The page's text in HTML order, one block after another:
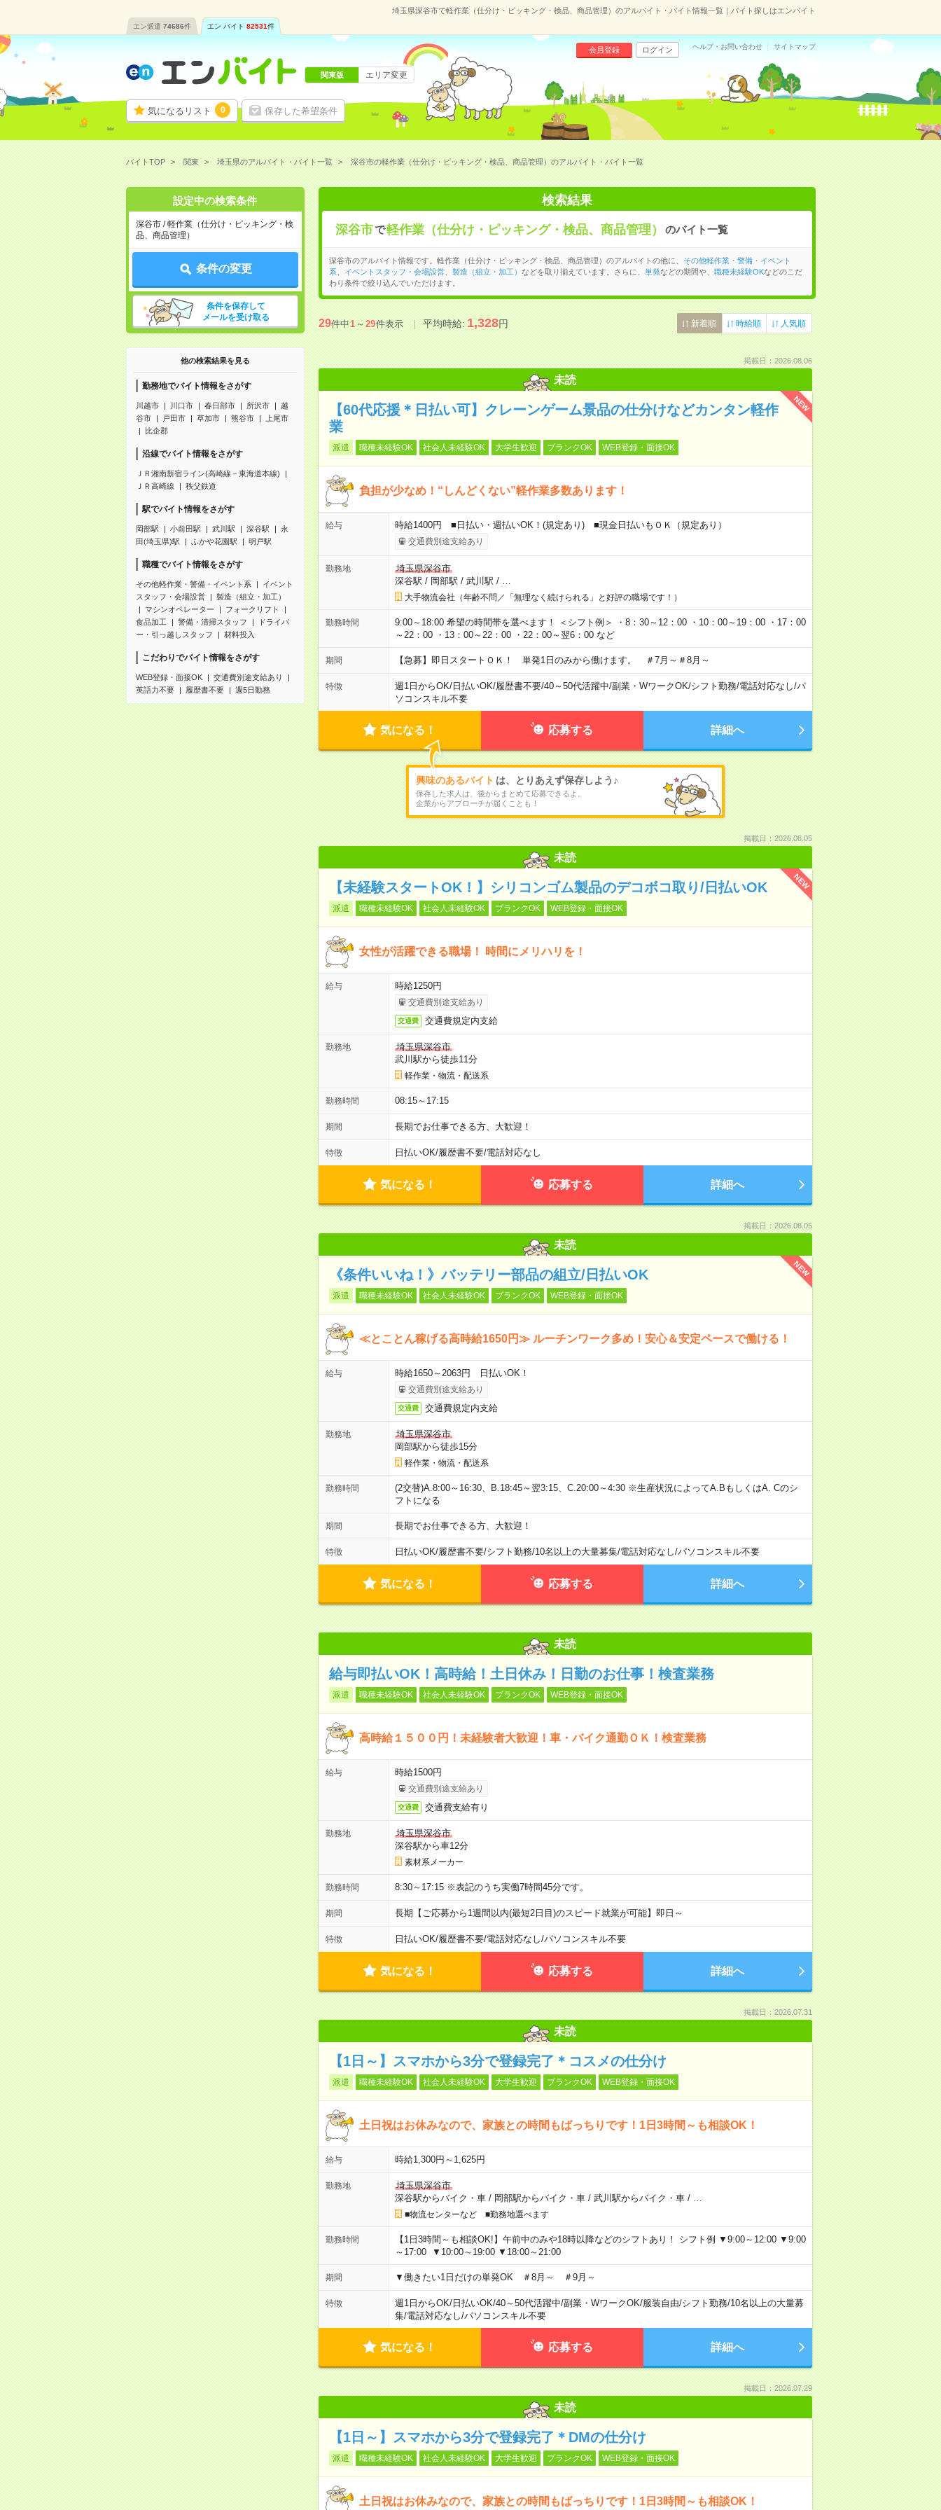
埼玉県深谷市で軽作業（仕分け・ピッキング・検品、商品管理）のアルバイト・バイト情報一覧｜バイト探しはエンバイト
エン派遣 74686件 エン バイト 82531件
気になるリスト 0 保存した希望条件
会員登録 ログイン ヘルプ・お問い合わせ サイトマップ
関東版 エリア変更
バイトTOP 関東 埼玉県のアルバイト・バイト一覧 深谷市の軽作業（仕分け・ピッキング・検品、商品管理）のアルバイト・バイト一覧
設定中の検索条件
深谷市 / 軽作業（仕分け・ピッキング・検
品、商品管理）
条件の変更
条件を保存して
メールを受け取る
他の検索結果を見る
勤務地でバイト情報をさがす
川越市 川口市 春日部市 所沢市
越
谷市
戸田市 草加市 熊谷市
上尾市
比企郡
沿線でバイト情報をさがす
ＪＲ湘南新宿ライン(高崎線－東海道本線)
ＪＲ高崎線
秩父鉄道
駅でバイト情報をさがす
岡部駅 小前田駅 武川駅 深谷駅
永
田(埼玉県)駅
ふかや花園駅 明戸駅
職種でバイト情報をさがす
その他軽作業・警備・イベント系
イベント
スタッフ・会場設営
製造（組立・加工）
マシンオペレーター
フォークリフト
食品加工
警備・清掃スタッフ
ドライバ
ー・引っ越しスタッフ
材料投入
こだわりでバイト情報をさがす
WEB登録・面接OK
交通費別途支給あり
英語力不要
履歴書不要 週5日勤務
検索結果
深谷市で軽作業（仕分け・ピッキング・検品、商品管理） のバイト一覧
深谷市のアルバイト情報です。軽作業（仕分け・ピッキング・検品、商品管理）のアルバイトの他に、
その他軽作業・警備・イベント
系
イベントスタッフ・会場設営、 製造（組立・加工） などを取り揃えています。さらに、 単発などの期間や、 職種未経験OKなどのこだ
わり条件で絞り込んでいただけます。
29件中1～29件表示 平均時給:1,328円 新着順 時給順 人気順
掲載日：2026.08.06
未読
NEW
【60代応援＊日払い可】クレーンゲーム景品の仕分けなどカンタン軽作
業
派遣 職種未経験OK 社会人未経験OK 大学生歓迎 ブランクOK WEB登録・面接OK
負担が少なめ！“しんどくない”軽作業多数あります！
給与 時給1400円 ■日払い・週払いOK！(規定あり) ■現金日払いもＯＫ（規定あり）
交通費別途支給あり
勤務地
埼玉県深谷市
深谷駅 / 岡部駅 / 武川駅 /
大手物流会社（年齢不問／「無理なく続けられる」と好評の職場です！）
勤務時間
9:00～18:00 希望の時間帯を選べます！ ＜シフト例＞ ・8：30～12：00 ・10：00～19：00 ・17：00
～22：00 ・13：00～22：00 ・22：00～翌6：00 など
期間 【急募】即日スタートＯＫ！ 単発1日のみから働けます。 ＃7月～＃8月～
特徴 週1日からOK/日払いOK/履歴書不要/40～50代活躍中/副業・WワークOK/シフト勤務/電話対応なし/パ
ソコンスキル不要
気になる！ 応募する 詳細へ
興味のあるバイト は、とりあえず保存しよう♪
保存した求人は、後からまとめて応募できるよ。
企業からアプローチが届くことも！
掲載日：2026.08.05
未読
NEW
【未経験スタートOK！】シリコンゴム製品のデコボコ取り/日払いOK
派遣 職種未経験OK 社会人未経験OK ブランクOK WEB登録・面接OK
女性が活躍できる職場！ 時間にメリハリを！
給与 時給1250円
交通費別途支給あり
交通費 交通費規定内支給
勤務地
埼玉県深谷市
武川駅から徒歩11分
軽作業・物流・配送系
勤務時間 08:15～17:15
期間 長期でお仕事できる方、大歓迎！
特徴 日払いOK/履歴書不要/電話対応なし
気になる！ 応募する 詳細へ
掲載日：2026.08.05
未読
NEW
《条件いいね！》バッテリー部品の組立/日払いOK
派遣 職種未経験OK 社会人未経験OK ブランクOK WEB登録・面接OK
≪とことん稼げる高時給1650円≫ ルーチンワーク多め！安心＆安定ペースで働ける！
給与 時給1650～2063円 日払いOK！
交通費別途支給あり
交通費 交通費規定内支給
勤務地
埼玉県深谷市
岡部駅から徒歩15分
軽作業・物流・配送系
勤務時間
(2交替)A.8:00～16:30、B.18:45～翌3:15、C.20:00～4:30 ※生産状況によってA.BもしくはA. Cのシ
フトになる
期間 長期でお仕事できる方、大歓迎！
特徴 日払いOK/履歴書不要/シフト勤務/10名以上の大量募集/電話対応なし/パソコンスキル不要
気になる！ 応募する 詳細へ
未読
給与即払いOK！高時給！土日休み！日勤のお仕事！検査業務
派遣 職種未経験OK 社会人未経験OK ブランクOK WEB登録・面接OK
高時給１５００円！未経験者大歓迎！車・バイク通勤ＯＫ！検査業務
給与 時給1500円
交通費別途支給あり
交通費 交通費支給有り
勤務地
埼玉県深谷市
深谷駅から車12分
素材系メーカー
勤務時間 8:30～17:15 ※表記のうち実働7時間45分です。
期間 長期【ご応募から1週間以内(最短2日目)のスピード就業が可能】即日～
特徴 日払いOK/履歴書不要/電話対応なし/パソコンスキル不要
気になる！ 応募する 詳細へ
掲載日：2026.07.31
未読
【1日～】スマホから3分で登録完了＊コスメの仕分け
派遣 職種未経験OK 社会人未経験OK 大学生歓迎 ブランクOK WEB登録・面接OK
土日祝はお休みなので、家族との時間もばっちりです！1日3時間～も相談OK！
給与 時給1,300円～1,625円
勤務地
埼玉県深谷市
深谷駅からバイク・車/ 岡部駅からバイク・車/ 武川駅からバイク・車/
■物流センターなど ■勤務地選べます
勤務時間
【1日3時間～も相談OK!】午前中のみや18時以降などのシフトあり！ シフト例 ▼9:00～12:00 ▼9:00
～17:00 ▼10:00～19:00 ▼18:00～21:00
期間 ▼働きたい1日だけの単発OK ＃8月～ ＃9月～
特徴 週1日からOK/日払いOK/40～50代活躍中/副業・WワークOK/服装自由/シフト勤務/10名以上の大量募
集/電話対応なし/パソコンスキル不要
気になる！ 応募する 詳細へ
掲載日：2026.07.29
未読
【1日～】スマホから3分で登録完了＊DMの仕分け
派遣 職種未経験OK 社会人未経験OK 大学生歓迎 ブランクOK WEB登録・面接OK
土日祝はお休みなので、家族との時間もばっちりです！1日3時間～も相談OK！